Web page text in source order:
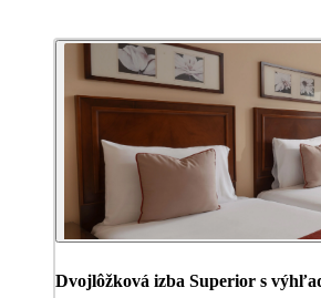
Dvojlôžková izba Superior s